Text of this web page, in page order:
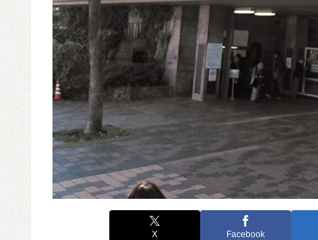
X Facebook